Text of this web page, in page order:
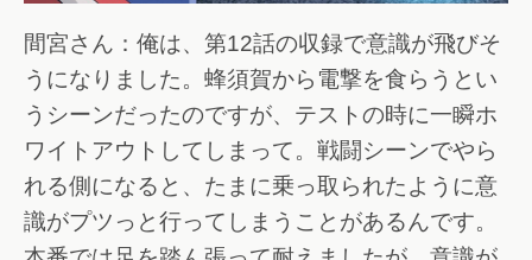
間宮さん：俺は、第12話の収録で意識が飛びそ
うになりました。蜂須賀から電撃を食らうとい
うシーンだったのですが、テストの時に一瞬ホ
ワイトアウトしてしまって。戦闘シーンでやら
れる側になると、たまに乗っ取られたように意
識がプツっと行ってしまうことがあるんです。